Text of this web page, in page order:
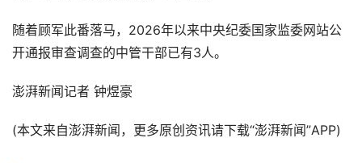
随着顾军此番落马，2026年以来中央纪委国家监委网站公
开通报审查调查的中管干部已有3人。
澎湃新闻记者 钟煜豪
(本文来自澎湃新闻，更多原创资讯请下载“澎湃新闻”APP)